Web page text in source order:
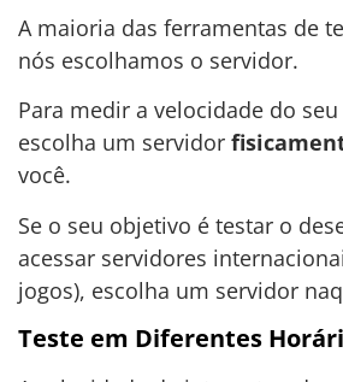
A maioria das ferramentas de
nós escolhamos o servidor.
Para medir a velocidade do
escolha um servidor
você.
Se o seu objetivo é testar o
acessar servidores
jogos), escolha um servidor
Teste em Diferentes